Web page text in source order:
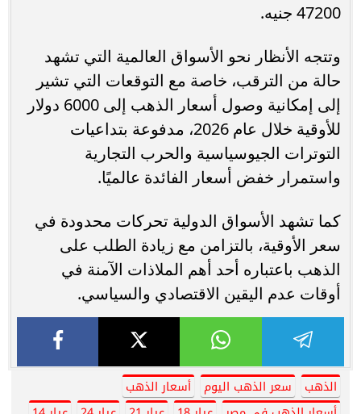
47200 جنيه.
وتتجه الأنظار نحو الأسواق العالمية التي تشهد
حالة من الترقب، خاصة مع التوقعات التي تشير
إلى إمكانية وصول أسعار الذهب إلى 6000 دولار
للأوقية خلال عام 2026، مدفوعة بتداعيات
التوترات الجيوسياسية والحرب التجارية
واستمرار خفض أسعار الفائدة عالميًا.
كما تشهد الأسواق الدولية تحركات محدودة في
سعر الأوقية، بالتزامن مع زيادة الطلب على
الذهب باعتباره أحد أهم الملاذات الآمنة في
أوقات عدم اليقين الاقتصادي والسياسي.
الذهب سعر الذهب اليوم
أسعار الذهب